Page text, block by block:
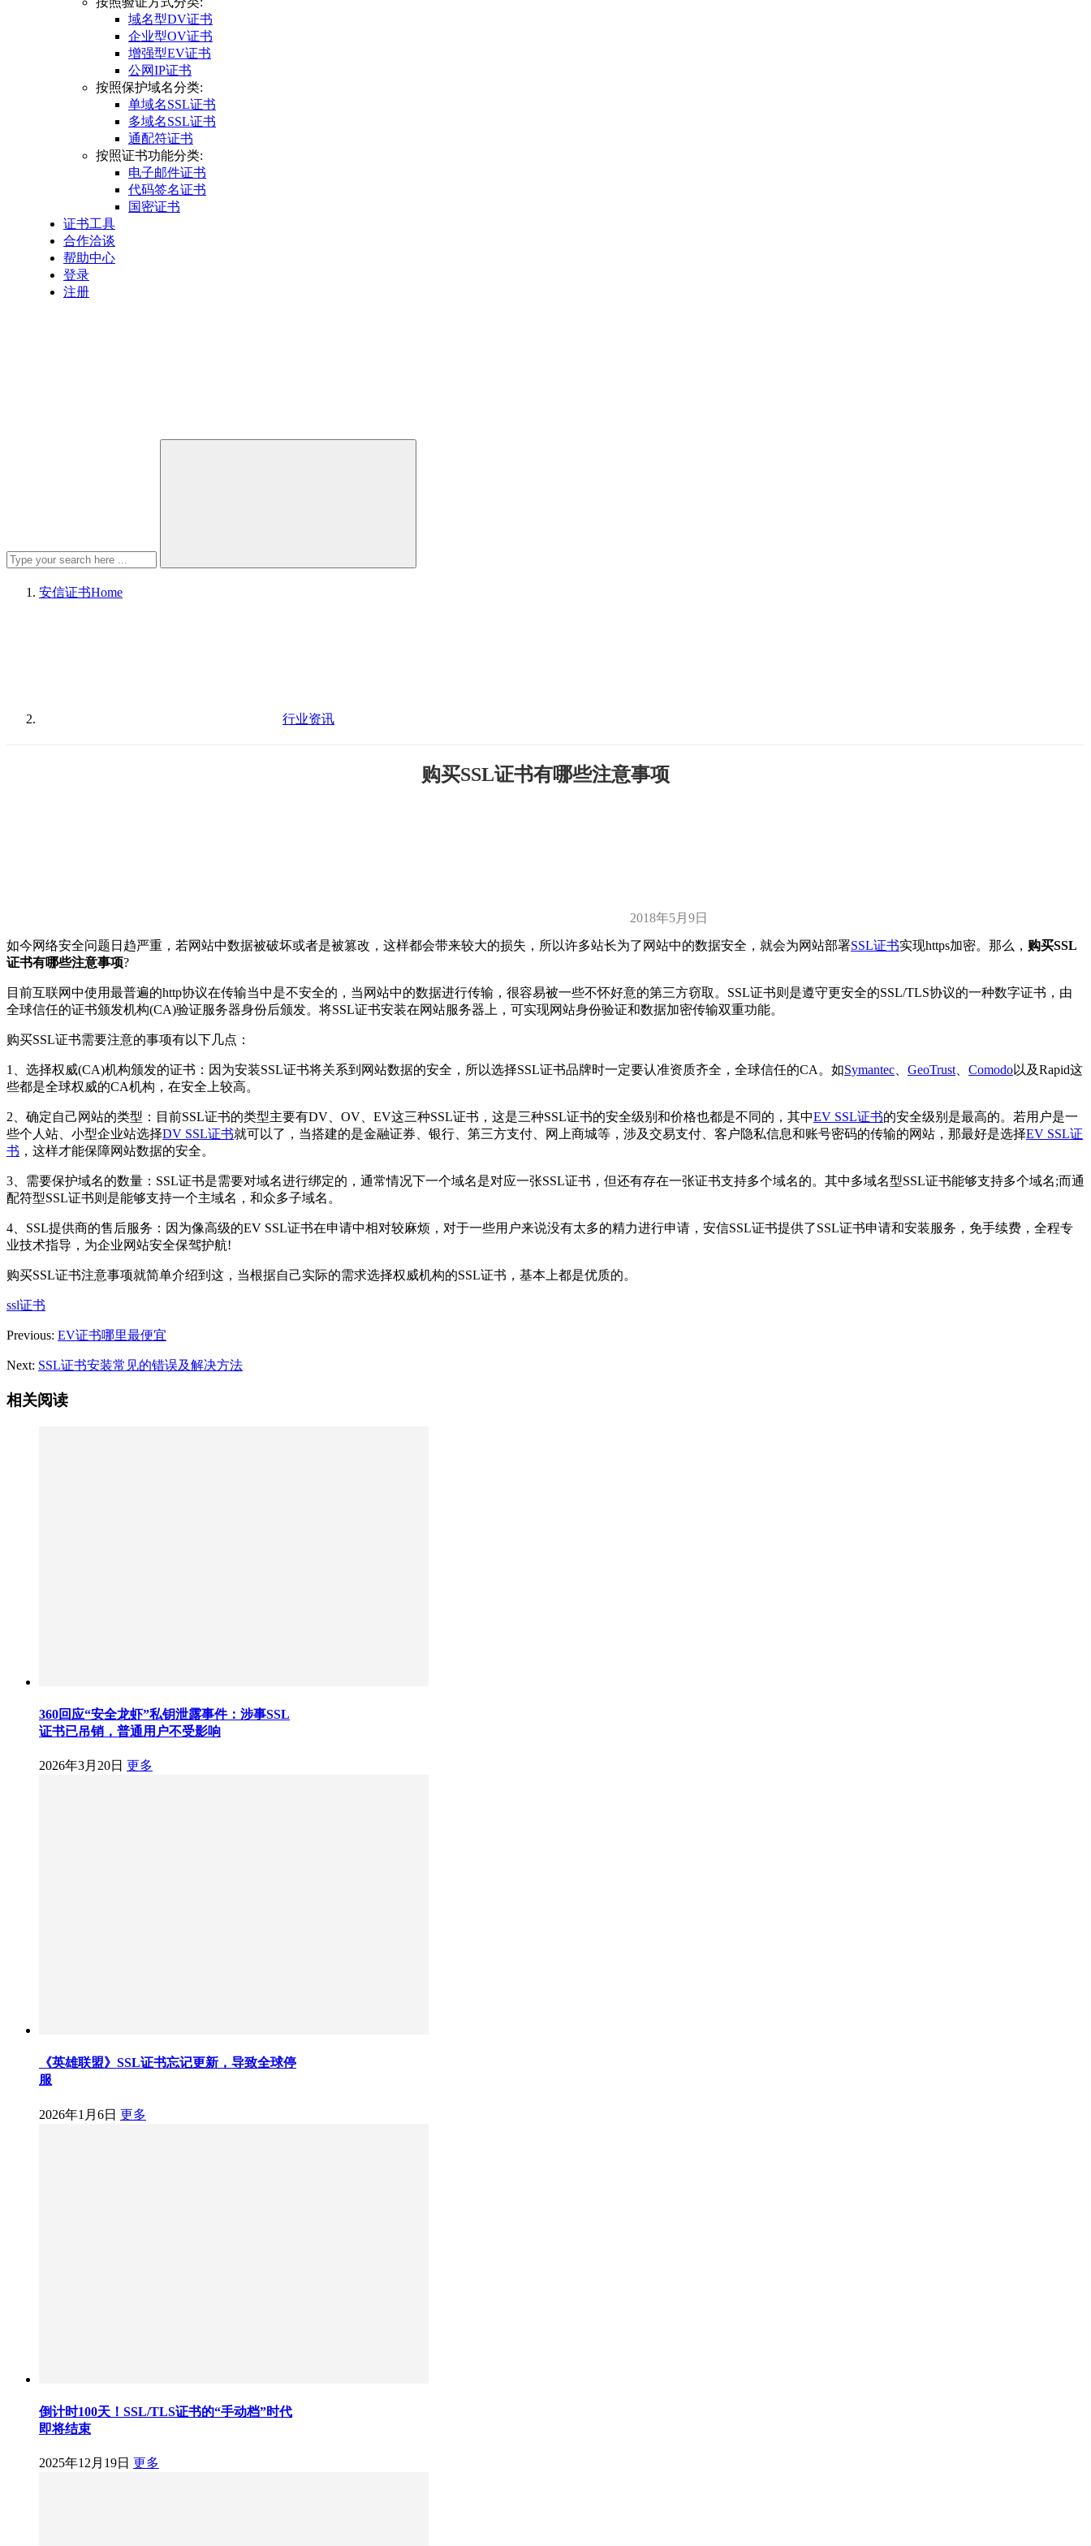
域名型DV证书
企业型OV证书
增强型EV证书
公网IP证书
按照保护域名分类:
单域名SSL证书
多域名SSL证书
通配符证书
按照证书功能分类:
电子邮件证书
代码签名证书
国密证书
证书工具
合作洽谈
帮助中心
登录
注册
安信证书Home
行业资讯
购买SSL证书有哪些注意事项
2018年5月9日
如今网络安全问题日趋严重，若网站中数据被破坏或者是被篡改，这样都会带来较大的损失，所以许多站长为了网站中的数据安全，就会为网站部署SSL证书实现https加密。那么， 购买SSL
证书有哪些注意事项?
目前互联网中使用最普遍的http协议在传输当中是不安全的，当网站中的数据进行传输，很容易被一些不怀好意的第三方窃取。SSL证书则是遵守更安全的SSL/TLS协议的一种数字证书，由
全球信任的证书颁发机构(CA)验证服务器身份后颁发。将SSL证书安装在网站服务器上，可实现网站身份验证和数据加密传输双重功能。
购买SSL证书需要注意的事项有以下几点：
1、选择权威(CA)机构颁发的证书：因为安装SSL证书将关系到网站数据的安全，所以选择SSL证书品牌时一定要认准资质齐全，全球信任的CA。如Symantec GeoTrust Comodo以及Rapid这
些都是全球权威的CA机构，在安全上较高。
2、确定自己网站的类型：目前SSL证书的类型主要有DV、OV、EV这三种SSL证书，这是三种SSL证书的安全级别和价格也都是不同的，其中EV SSL证书的安全级别是最高的。若用户是一
些个人站、小型企业站选择DV SSL证书就可以了，当搭建的是金融证券、银行、第三方支付、网上商城等，涉及交易支付、客户隐私信息和账号密码的传输的网站，那最好是选择EV SSL证
书 ，这样才能保障网站数据的安全。
3、需要保护域名的数量：SSL证书是需要对域名进行绑定的，通常情况下一个域名是对应一张SSL证书，但还有存在一张证书支持多个域名的。其中多域名型SSL证书能够支持多个域名;而通
配符型SSL证书则是能够支持一个主域名，和众多子域名。
4、SSL提供商的售后服务：因为像高级的EV SSL证书在申请中相对较麻烦，对于一些用户来说没有太多的精力进行申请，安信SSL证书提供了SSL证书申请和安装服务，免手续费，全程专
业技术指导，为企业网站安全保驾护航!
购买SSL证书注意事项就简单介绍到这，当根据自己实际的需求选择权威机构的SSL证书，基本上都是优质的。
ssl证书
Previous: EV证书哪里最便宜
Next: SSL证书安装常见的错误及解决方法
相关阅读
360回应“安全龙虾”私钥泄露事件：涉事SSL
证书已吊销，普通用户不受影响
2026年3月20日 更多
《英雄联盟》SSL证书忘记更新，导致全球停
服
2026年1月6日 更多
倒计时100天！SSL/TLS证书的“手动档”时代
即将结束
2025年12月19日 更多